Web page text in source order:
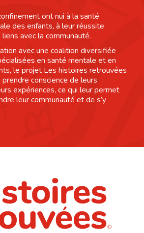
ont nui à la santé
des enfants, à leur réussite
avec la communauté.
avec une coalition diversifiée
en santé mentale et en
le projet Les histoires retrouvées
conscience de leurs
expériences, ce qui leur permet
leur communauté et de s’y